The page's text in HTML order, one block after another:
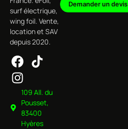
surf électrique,
wing foil. Vente,
location et SAV
depuis 2020.
109 All. du
Pousset,
83400
Hyères
Demander un devis